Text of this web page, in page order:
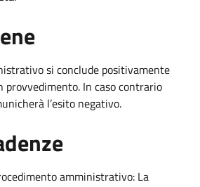
si conclude positivamente
provvedimento. In caso contrario
l’esito negativo.
amministrativo: La